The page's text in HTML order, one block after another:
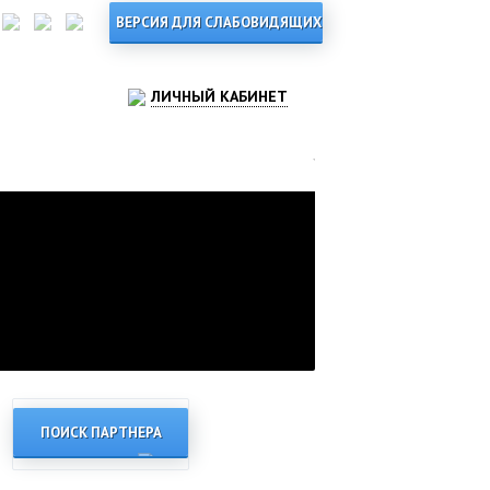
ЛИЧНЫЙ КАБИНЕТ
ПОИСК ПАРТНЕРА